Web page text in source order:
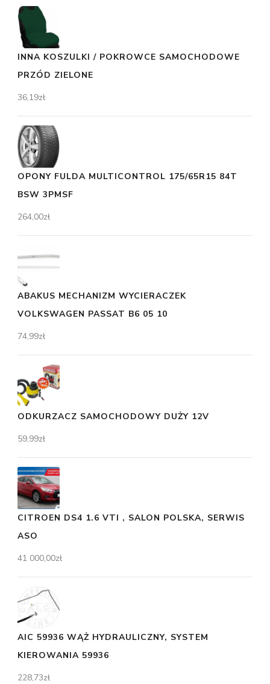
INNA KOSZULKI / POKROWCE SAMOCHODOWE
PRZÓD ZIELONE
36,19zł
OPONY FULDA MULTICONTROL 175/65R15 84T
BSW 3PMSF
264,00zł
ABAKUS MECHANIZM WYCIERACZEK
VOLKSWAGEN PASSAT B6 05 10
74,99zł
ODKURZACZ SAMOCHODOWY DUŻY 12V
59,99zł
CITROEN DS4 1.6 VTI , SALON POLSKA, SERWIS
ASO
41 000,00zł
AIC 59936 WĄŻ HYDRAULICZNY, SYSTEM
KIEROWANIA 59936
228,73zł